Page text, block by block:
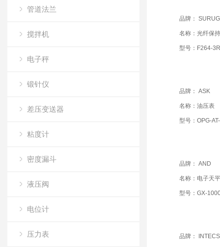
管道法兰
搅拌机
电子秤
锻针仪
差压变送器
粘度计
密度漏斗
液压阀
电位计
压力表
品牌：
名称：光纤保
型号：F264-3R
品牌： ASK
名称：油压表
型号：OPG-
品牌： AND
名称：电子天平
型号：GX-
品牌： INTECS